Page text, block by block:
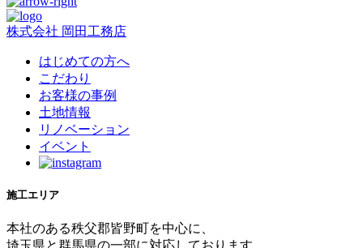
株式会社 岡田工務店
はじめての方へ
こだわり
お客様の事例
土地情報
リノベーション
イベント
施工エリア
本社のある秩父郡皆野町を中心に、